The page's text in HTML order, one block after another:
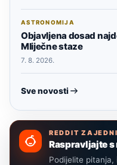
ASTRONOMIJA
Objavljena dosad
Mliječne staze
7. 8. 2026.
Sve novosti
REDDIT
Raspravljajte
Podijelite pitanja,